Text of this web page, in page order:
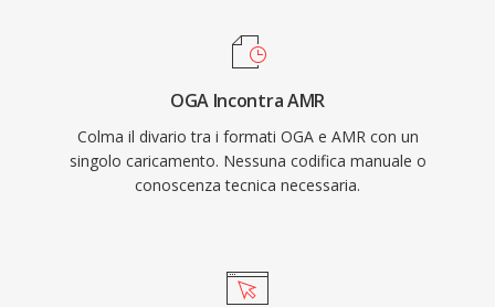
di rumore di comfort integrati, che riducono la
non sia adatto alla musica a causa della sua
banda stretta (300-3400 Hz), eccelle nel fornire
parlato intelligibile in condizioni di rete
OGA Incontra AMR
Colma il divario tra i formati OGA e AMR con un
singolo caricamento. Nessuna codifica manuale o
conoscenza tecnica necessaria.